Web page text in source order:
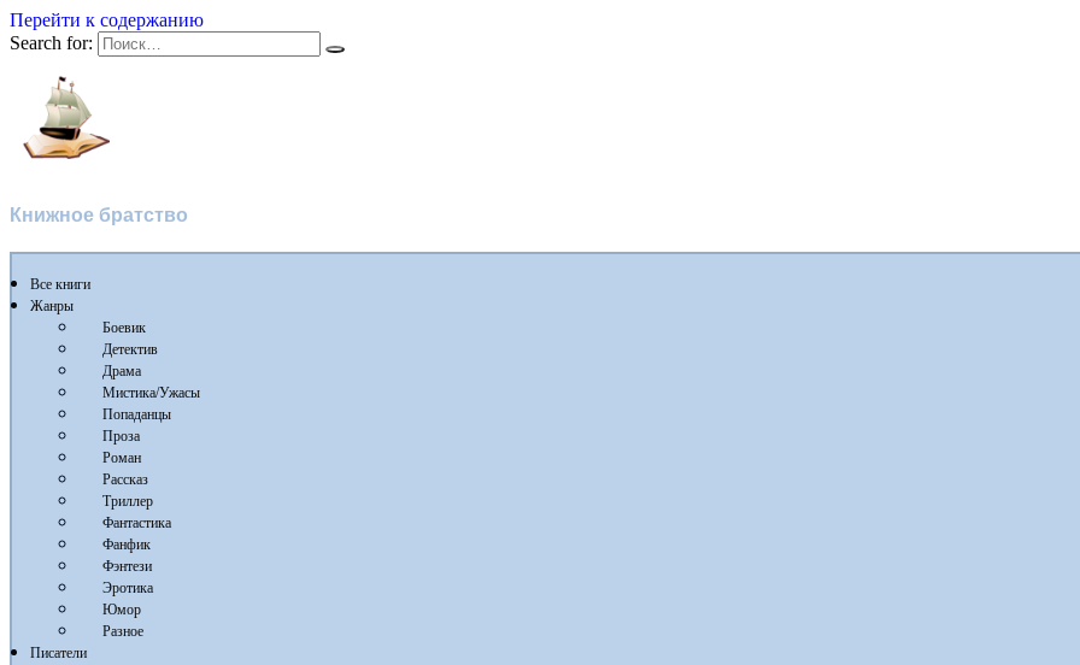
Перейти к содержанию
Search for:
Книжное братство
Все книги
Жанры
Боевик
Детектив
Драма
Мистика/Ужасы
Попаданцы
Проза
Роман
Рассказ
Триллер
Фантастика
Фанфик
Фэнтези
Эротика
Юмор
Разное
Писатели